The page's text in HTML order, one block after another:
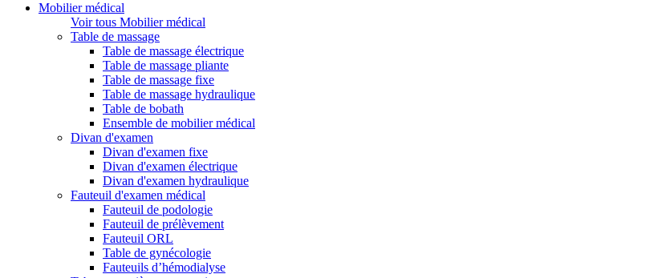
Mobilier médical
Voir tous Mobilier médical
Table de massage
Table de massage électrique
Table de massage pliante
Table de massage fixe
Table de massage hydraulique
Table de bobath
Ensemble de mobilier médical
Divan d'examen
Divan d'examen fixe
Divan d'examen électrique
Divan d'examen hydraulique
Fauteuil d'examen médical
Fauteuil de podologie
Fauteuil de prélèvement
Fauteuil ORL
Table de gynécologie
Fauteuils d’hémodialyse